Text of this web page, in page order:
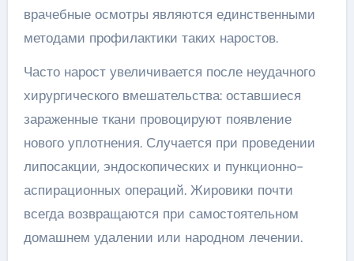
врачебные осмотры являются единственными
методами профилактики таких наростов.
Часто нарост увеличивается после неудачного
хирургического вмешательства: оставшиеся
зараженные ткани провоцируют появление
нового уплотнения. Случается при проведении
липосакции, эндоскопических и пункционно-
аспирационных операций. Жировики почти
всегда возвращаются при самостоятельном
домашнем удалении или народном лечении.